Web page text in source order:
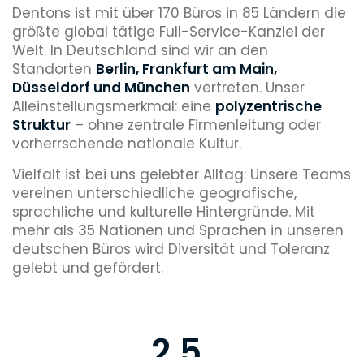
Dentons ist mit über 170 Büros in 85 Ländern die
größte global tätige Full-Service-Kanzlei der
Welt. In Deutschland sind wir an den
Standorten Berlin, Frankfurt am Main,
Düsseldorf und München vertreten. Unser
Alleinstellungsmerkmal: eine polyzentrische
Struktur – ohne zentrale Firmenleitung oder
vorherrschende nationale Kultur.
Vielfalt ist bei uns gelebter Alltag: Unsere Teams
vereinen unterschiedliche geografische,
sprachliche und kulturelle Hintergründe. Mit
mehr als 35 Nationen und Sprachen in unseren
deutschen Büros wird Diversität und Toleranz
gelebt und gefördert.